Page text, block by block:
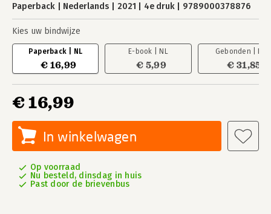
Paperback Nederlands 2021 4e druk 9789000378876
Kies uw bindwijze
Paperback | NL
€ 16,99
E-book | NL
€ 5,99
Gebonden | EN
€ 31,85
€ 16,99
In winkelwagen
Op voorraad
Nu besteld, dinsdag in huis
Past door de brievenbus